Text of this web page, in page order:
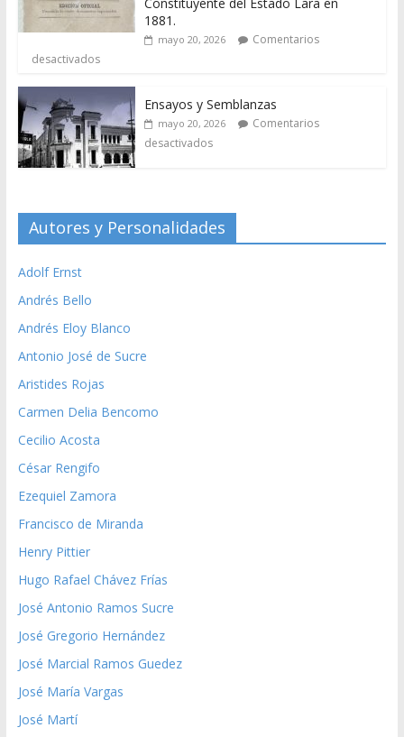
1881.
mayo 20, 2026
Comentarios
desactivados
Ensayos y Semblanzas
mayo 20, 2026
Comentarios
desactivados
Autores y Personalidades
Adolf Ernst
Andrés Bello
Andrés Eloy Blanco
Antonio José de Sucre
Aristides Rojas
Carmen Delia Bencomo
Cecilio Acosta
César Rengifo
Ezequiel Zamora
Francisco de Miranda
Henry Pittier
Hugo Rafael Chávez Frías
José Antonio Ramos Sucre
José Gregorio Hernández
José Marcial Ramos Guedez
José María Vargas
José Martí